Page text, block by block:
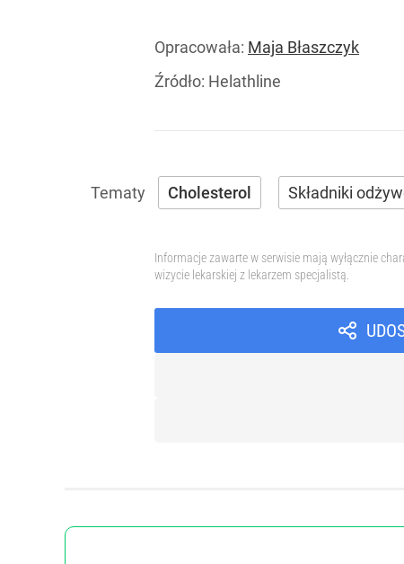
Opracowała: Maja Błaszczyk
Źródło: Helathline
Cholesterol Składniki
Informacje zawarte w serwisie mają wyłącznie
wizycie lekarskiej z lekarzem specjalistą.